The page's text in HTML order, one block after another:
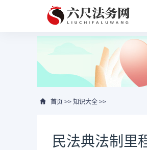
首页 >> 知识大全 >>
民法典法制里